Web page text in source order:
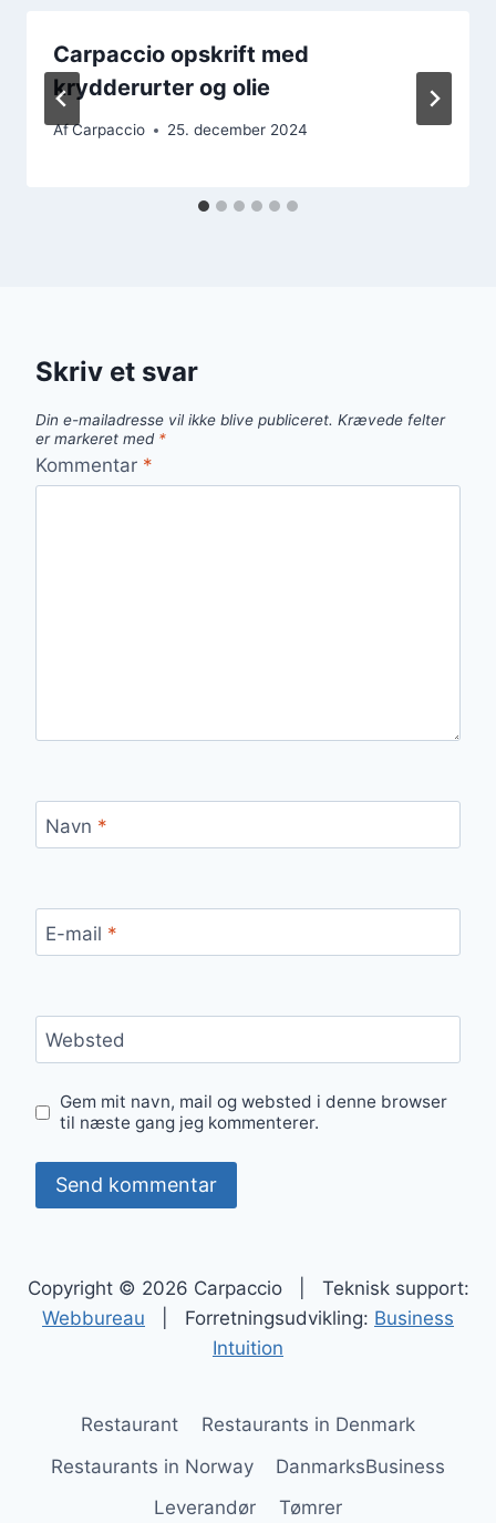
Carpaccio opskrift med
krydderurter og olie
AfCarpaccio 25. december 2024
Skriv et svar
Din e-mailadresse vil ikke blive publiceret. Krævede felter
er markeret med *
Kommentar *
Navn *
E-mail *
Websted
Gem mit navn, mail og websted i denne browser
til næste gang jeg kommenterer.
Copyright © 2026 Carpaccio | Teknisk support:
Webbureau | Forretningsudvikling: Business
Intuition
Restaurant
Restaurants in Denmark
Restaurants in Norway
DanmarksBusiness
Leverandør
Tømrer